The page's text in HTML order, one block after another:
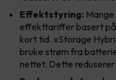
Effektstyring:
effekttariffer basert
kort tid. xStorage
bruke strøm fra
nettet. Dette